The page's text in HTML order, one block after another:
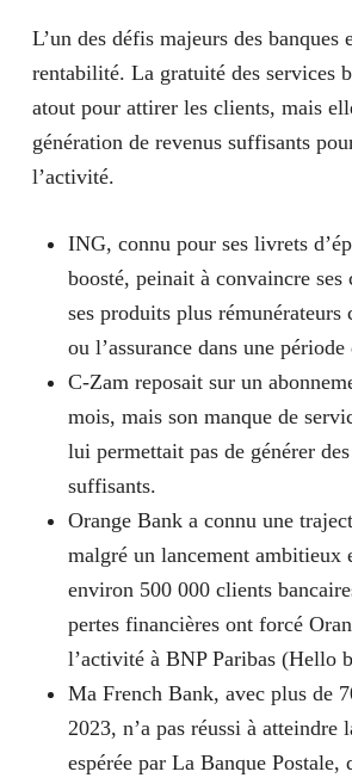
L’un des défis majeurs des banques
rentabilité. La gratuité des services
atout pour attirer les clients, mais
génération de revenus suffisants
l’activité.
ING, connu pour ses livrets
boosté, peinait à convaincre ses
ses produits plus rémunérateurs
ou l’assurance dans une
C-Zamreposait sur un
mois, mais son manque de
lui permettait pas de générer
suffisants.
Orange Banka connu une
malgré un lancement ambitieux
environ 500 000 clients
pertes financières ont forcé
l’activité à BNP Paribas (Hello
Ma French Bank, avec plus de
2023, n’a pas réussi à atteindre
espérée par La Banque Postale,